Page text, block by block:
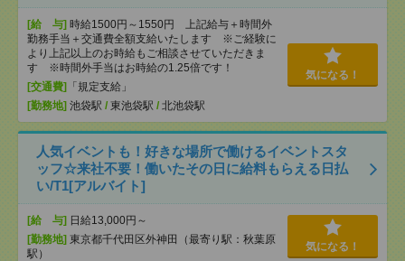
[給 与] 時給1500円～1550円 上記給与＋時間外
勤務手当＋交通費全額支給いたします ※ご経験に
より上記以上のお時給もご相談させていただきま
す ※時間外手当はお時給の1.25倍です！
[交通費]
「規定支給」
[勤務地] 池袋駅 / 東池袋駅 / 北池袋駅
気になる！
人気イベントも！好きな場所で働けるイベントスタ
ッフ☆来社不要！働いたその日に給料もらえる日払
い/T1[アルバイト]
[給 与] 日給13,000円～
[勤務地] 東京都千代田区外神田（最寄り駅：秋葉原
駅）
気になる！